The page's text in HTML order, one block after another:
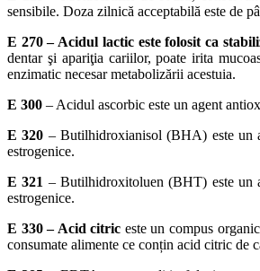
sensibile. Doza zilnică acceptabilă este de
E 270– Acidul lactic este folosit ca
dentar şi apariţia cariilor, poate irita
enzimatic necesar metabolizării acestuia.
E 300 – Acidul ascorbic este un agent
E 320 – Butilhidroxianisol (BHA) este un
estrogenice.
E 321 – Butilhidroxitoluen (BHT) este un
estrogenice.
E 330– Acid citric este un compus
consumate alimente ce conțin acid citric de